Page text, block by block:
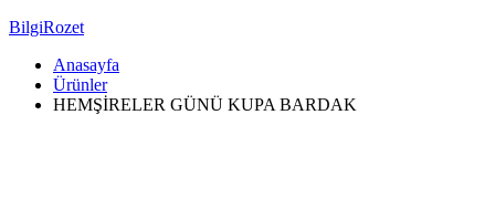
BilgiRozet
Anasayfa
Ürünler
HEMŞİRELER GÜNÜ KUPA BARDAK